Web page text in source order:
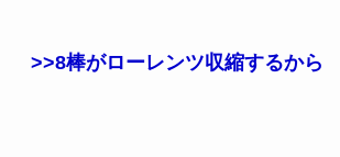
>>8棒がローレンツ収縮するから